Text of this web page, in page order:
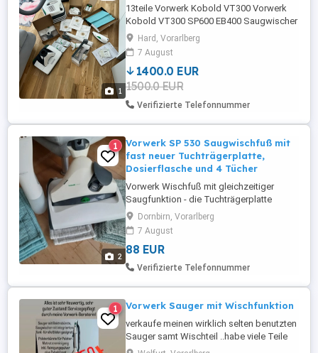
1
13teile Vorwerk Kobold VT300 Vorwerk
Kobold VT300 SP600 EB400 Saugwischer
Staubsauger Komplett Sets Staubsauger
wenig benutzt immer noch wie neu Andere
Teile sind unbenutzt, in
Originalverpackung im Benutzerhandbuch
Bettreinigungskopf Bodenwischkopf und
Tuch zusätzlicher Staubbeutel
Matratzenreinigungspulver Raumduft ...
Hard, Vorarlberg
7 August
1400.0 EUR
1500.0 EUR
Verifizierte Telefonnummer
2
1
Vorwerk SP 530 Saugwischfuß mit
fast neuer Tuchträgerplatte,
Dosierflasche und 4 Tücher
Vorwerk Wischfuß mit gleichzeitiger
Saugfunktion - die Tuchträgerplatte
wurde letzten Monat erneuert! Dabei sind
die Dosierflasche und 4 Tücher, der
Käufer kann zwischen den Tüchern
wählen. Jedes weitere Tuch kann um 5,-
erworben werden. Versand in Österreich:
Dornbirn, Vorarlberg
7 August
88 EUR
Verifizierte Telefonnummer
1 Vorwerk Sauger mit Wischfunktion
verkaufe meinen wirklich selten benutzten
Sauger samt Wischteil ..habe viele Teile
dabei ,die alle vollständig neu sind